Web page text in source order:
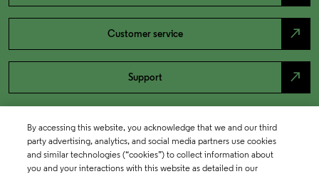
Customer service north_east
Support north_east
By accessing this website, you acknowledge that we and our third
party advertising, analytics, and social media partners use cookies
and similar technologies (“cookies”) to collect information about
you and your interactions with this website as detailed in our